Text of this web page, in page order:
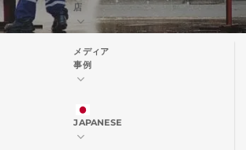
店
メディア
事例
JAPANESE